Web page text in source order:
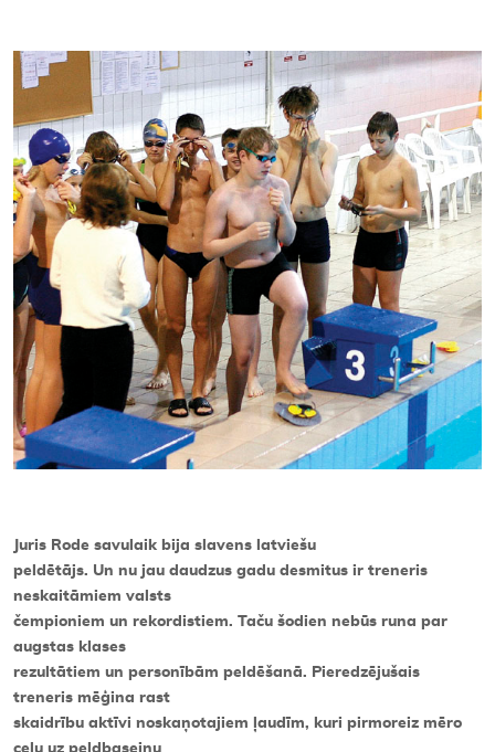
Juris Rode savulaik bija slavens latviešu
peldētājs. Un nu jau daudzus gadu desmitus ir treneris
neskaitāmiem valsts
čempioniem un rekordistiem. Taču šodien nebūs runa par
augstas klases
rezultātiem un personībām peldēšanā. Pieredzējušais
treneris mēģina rast
skaidrību aktīvi noskaņotajiem ļaudīm, kuri pirmoreiz mēro
ceļu uz peldbaseinu